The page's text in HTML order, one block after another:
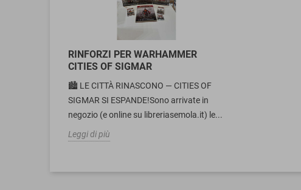
RINFORZI PER WARHAMMER
CITIES OF SIGMAR
🏙️ LE CITTÀ RINASCONO — CITIES OF
SIGMAR SI ESPANDE!Sono arrivate in
negozio (e online su libreriasemola.it) le...
Leggi di più